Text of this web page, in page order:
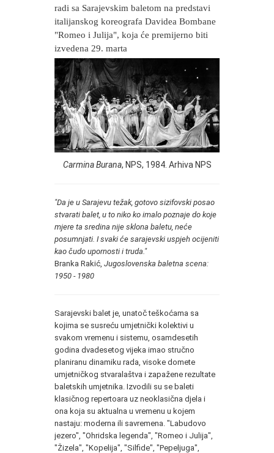
radi sa Sarajevskim baletom na predstavi
italijanskog koreografa Davidea Bombane
"Romeo i Julija", koja će premijerno biti
izvedena 29. marta
Carmina Burana, NPS, 1984. Arhiva NPS
"Da je u Sarajevu težak, gotovo sizifovski posao
stvarati balet, u to niko ko imalo poznaje do koje
mjere ta sredina nije sklona baletu, neće
posumnjati. I svaki će sarajevski uspjeh ocijeniti
kao čudo upornosti i truda."
Branka Rakić, Jugoslovenska baletna scena:
1950 - 1980
Sarajevski balet je, unatoč teškoćama sa
kojima se susreću umjetnički kolektivi u
svakom vremenu i sistemu, osamdesetih
godina dvadesetog vijeka imao stručno
planiranu dinamiku rada, visoke domete
umjetničkog stvaralaštva i zapažene rezultate
baletskih umjetnika. Izvodili su se baleti
klasičnog repertoara uz neoklasična djela i
ona koja su aktualna u vremenu u kojem
nastaju: moderna ili savremena. "Labudovo
jezero", "Ohridska legenda", "Romeo i Julija",
"Žizela", "Kopelija", "Silfide", "Pepeljuga",